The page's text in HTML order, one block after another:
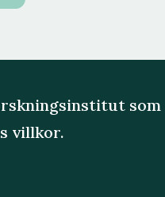
som
villkor.